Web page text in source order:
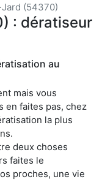
(54370)
: dératiseur
au
mais vous
en faites pas, chez
la plus
deux choses
faites le
proches, une vie